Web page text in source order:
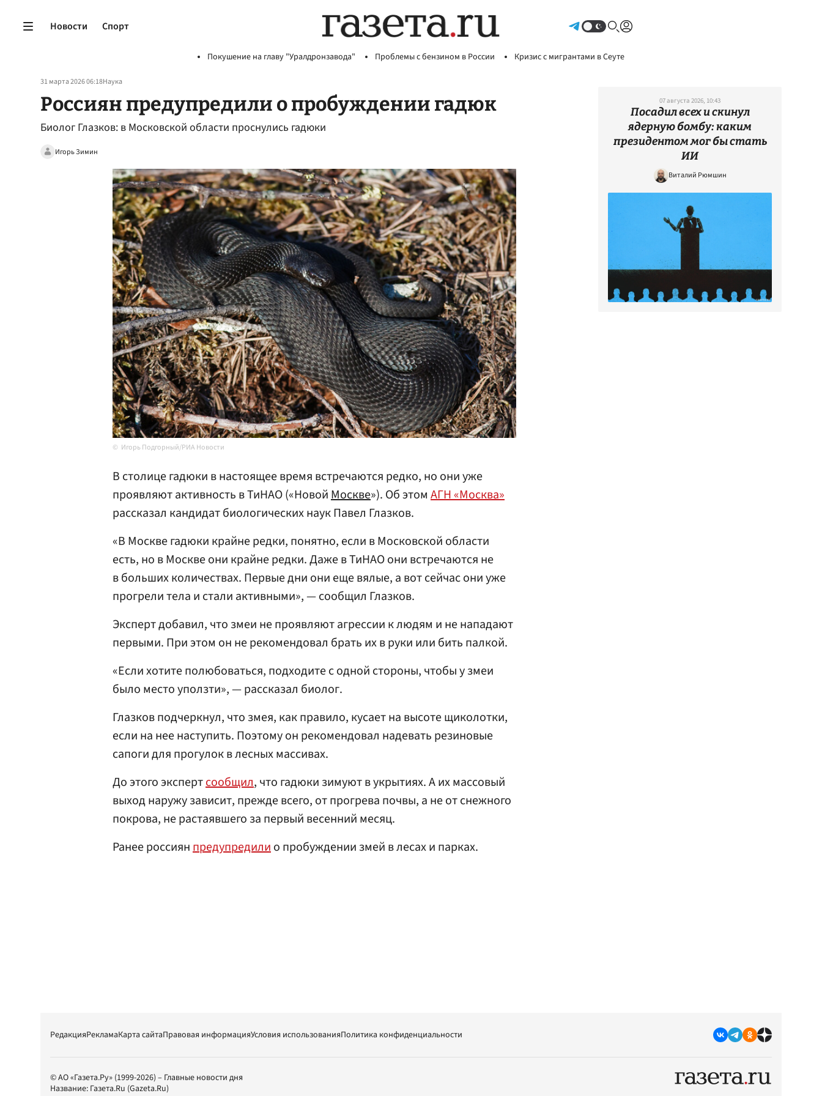
Новости Спорт
Покушение на главу "Уралдронзавода" Проблемы с бензином в России Кризис с мигрантами в Сеуте
31 марта 2026 06:18Наука
Россиян предупредили о пробуждении гадюк
Биолог Глазков: в Московской области проснулись гадюки
Игорь Зимин
Игорь Подгорный/РИА Новости
В столице гадюки в настоящее время встречаются редко, но они уже
проявляют активность в ТиНАО («НовойМоскве»). Об этом АГН «Москва»
рассказал кандидат биологических наук Павел Глазков.
«В Москве гадюки крайне редки, понятно, если в Московской области
есть, но в Москве они крайне редки. Даже в ТиНАО они встречаются не
в больших количествах. Первые дни они еще вялые, а вот сейчас они уже
прогрели тела и стали активными», — сообщил Глазков.
Эксперт добавил, что змеи не проявляют агрессии к людям и не нападают
первыми. При этом он не рекомендовал брать их в руки или бить палкой.
«Если хотите полюбоваться, подходите с одной стороны, чтобы у змеи
было место уползти», — рассказал биолог.
Глазков подчеркнул, что змея, как правило, кусает на высоте щиколотки,
если на нее наступить. Поэтому он рекомендовал надевать резиновые
сапоги для прогулок в лесных массивах.
До этого экспертсообщил, что гадюки зимуют в укрытиях. А их массовый
выход наружу зависит, прежде всего, от прогрева почвы, а не от снежного
покрова, не растаявшего за первый весенний месяц.
Ранее россиянпредупредилио пробуждении змей в лесах и парках.
07 августа 2026, 10:43
Посадил всех и скинул
ядерную бомбу: каким
президентом мог бы стать
ИИ
Виталий Рюмшин
РедакцияРекламаКарта сайтаПравовая информацияУсловия использованияПолитика конфиденциальности
© АО «Газета.Ру» (1999-2026) – Главные новости дня
Название: Газета.Ru (Gazeta.Ru)